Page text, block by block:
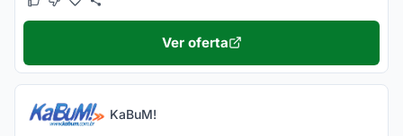
Este cupom funcionou
Este cupom não funcionou
Ver oferta
KaBuM!